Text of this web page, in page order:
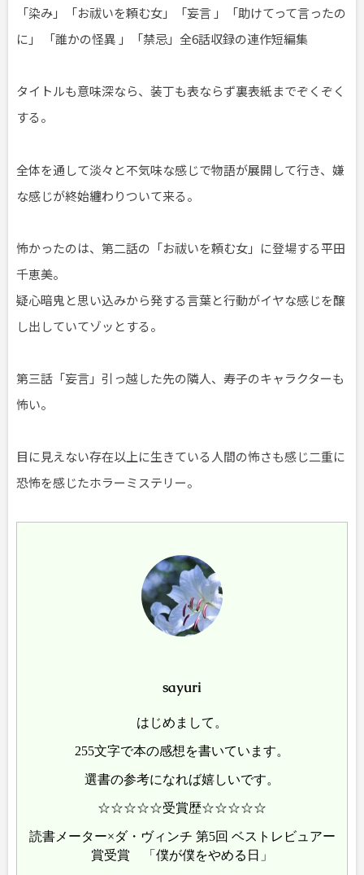
「染み」「お祓いを頼む女」「妄言 」「助けてって言ったの
に」 「誰かの怪異 」「禁忌」全6話収録の連作短編集
タイトルも意味深なら、装丁も表ならず裏表紙までぞくぞく
する。
全体を通して淡々と不気味な感じで物語が展開して行き、嫌
な感じが終始纏わりついて来る。
怖かったのは、第二話の「お祓いを頼む女」に登場する平田
千恵美。
疑心暗鬼と思い込みから発する言葉と行動がイヤな感じを醸
し出していてゾッとする。
第三話「妄言」引っ越した先の隣人、寿子のキャラクターも
怖い。
目に見えない存在以上に生きている人間の怖さも感じ二重に
恐怖を感じたホラーミステリー。
sayuri
はじめまして。
255文字で本の感想を書いています。
選書の参考になれば嬉しいです。
☆☆☆☆☆受賞歴☆☆☆☆☆
読書メーター×ダ・ヴィンチ 第5回 ベストレビュアー
賞受賞 「僕が僕をやめる日」